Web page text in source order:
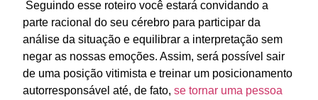
Seguindo esse roteiro você estará convidando a
parte racional do seu cérebro para participar da
análise da situação e equilibrar a interpretação sem
negar as nossas emoções. Assim, será possível sair
de uma posição vitimista e treinar um posicionamento
autorresponsável até, de fato, se tornar uma pessoa